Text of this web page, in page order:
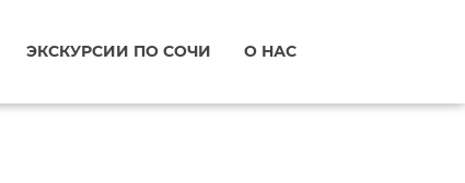
ЭКСКУРСИИ ПО СОЧИ О НАС